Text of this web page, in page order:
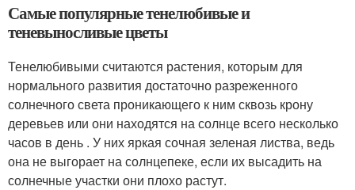
Самые популярные тенелюбивые и
теневыносливые цветы
Тенелюбивыми считаются растения, которым для
нормального развития достаточно разреженного
солнечного света проникающего к ним сквозь крону
деревьев или они находятся на солнце всего несколько
часов в день . У них яркая сочная зеленая листва, ведь
она не выгорает на солнцепеке, если их высадить на
солнечные участки они плохо растут.